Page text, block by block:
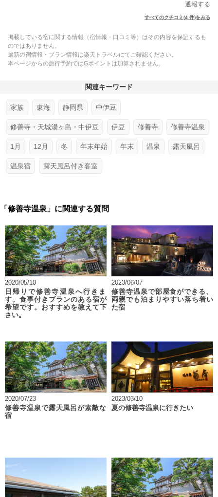
通報する
すべてのクチコミ(4 件)をみる
掲載している宿に関する情報（宿情報・口コミ等）はその内容を保証するも
のではありません。
最新の宿情報・プラン情報は楽天トラベルにてご確認ください。
本ページからの旅行予約ではGポイントは加算されません。
関連キーワード
家族 東海 静岡県 中伊豆
修善寺・天城湯ヶ島・中伊豆 伊豆 修善寺 修善寺温泉
1月 12月 冬 年末年始 年末 温泉 露天風呂
温泉宿 露天風呂付き客室
「修善寺温泉」に関連する質問
2020/05/10
日帰りで修善寺温泉へ行きま
す。食事付きプランのある宿が
希望です。おすすめを教えて下
さい。
2023/06/07
修善寺温泉で部屋食ができる、
両親でも泊まりやすい落ち着い
た宿
2020/07/23
修善寺温泉で露天風呂が素敵な
宿
2023/03/10
夏の修善寺温泉に行きたい